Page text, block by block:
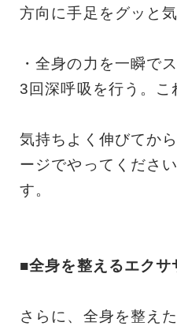
方向に手足をグッと
・全身の力を一瞬で
3回深呼吸を行う。こ
気持ちよく伸びてか
ージでやってくださ
す。
■全身を整えるエクサ
さらに、全身を整え